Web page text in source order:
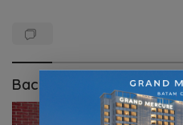
Baca Juga